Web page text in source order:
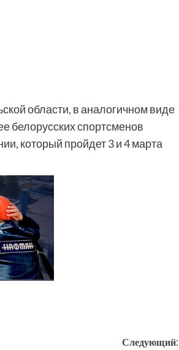
области, в аналогичном виде
белорусских спортсменов
который пройдет 3 и 4 марта
Следующий: